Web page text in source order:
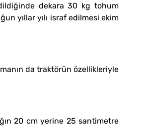
dekara 30 kg tohum
yıllar yılı israf edilmesi ekim
da traktörün özellikleriyle
20 cm yerine 25 santimetre